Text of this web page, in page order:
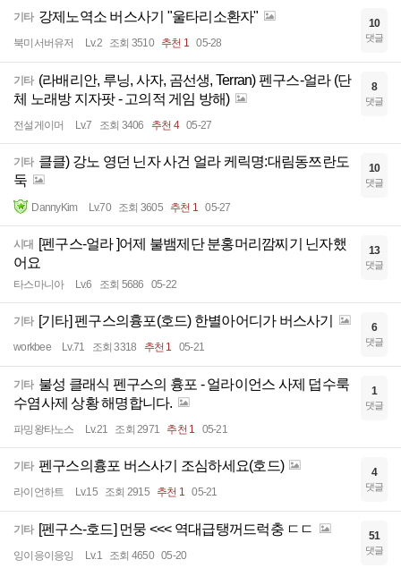
기타 강제노역소 버스사기 "울타리소환자"
북미서버유저 Lv.2 조회 3510 추천 1 05-28
10
댓글
기타 (라배리안, 루닝, 사자, 곰선생, Terran) 펜구스-얼라 (단
체 노래방 지자팟 - 고의적 게임 방해)
전설게이머 Lv.7 조회 3406 추천 4 05-27
8
댓글
기타 클클) 강노 영던 닌자 사건 얼라 케릭명:대림동쯔란도
둑
DannyKim Lv.70 조회 3605 추천 1 05-27
10
댓글
시대
[펜구스-얼라 ]어제 불뱀제단 분홍머리깜찌기 닌자했
어요
타스마니아 Lv.6 조회 5686 05-22
13
댓글
기타 [기타] 펜구스의흉포(호드) 한별아어디가 버스사기
workbee Lv.71 조회 3318 추천 1 05-21
6
댓글
기타 불성 클래식 펜구스의 흉포 - 얼라이언스 사제 덥수룩
수염사제 상황 해명합니다.
파밍왕타노스 Lv.21 조회 2971 추천 1 05-21
1
댓글
기타 펜구스의흉포 버스사기 조심하세요(호드)
라이언하트 Lv.15 조회 2915 추천 1 05-21
4
댓글
기타 [펜구스-호드] 먼뭉 <<< 역대급탱꺼드럭충 ㄷㄷ
잉이응이응잉 Lv.1 조회 4650 05-20
51
댓글